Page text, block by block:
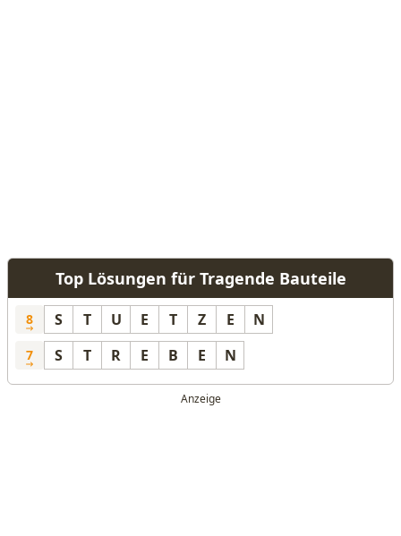
Top Lösungen für Tragende Bauteile
8 S T U E T Z E N
7 S T R E B E N